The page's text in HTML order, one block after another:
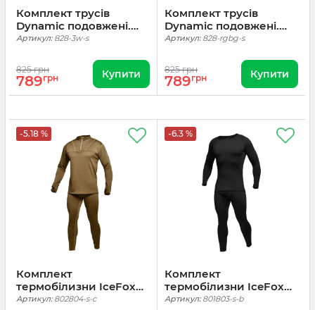
Комплект трусів
Dynamic подовжені.
Білий, 3 шт
Артикул:828-3w-s
825 грн
789грн Купити
Комплект трусів
Dynamic подовжені.
Чорний, Сірий, Ranger
Артикул:828-rgbg-s
825 грн
789грн Купити
-5.18 %
Комплект
термобілизни IceFox
level 2. Койот
Артикул:802804-s-c
-6.3 %
Комплект
термобілизни IceFox
level 1 + . Чорний
Артикул:801803-s-b